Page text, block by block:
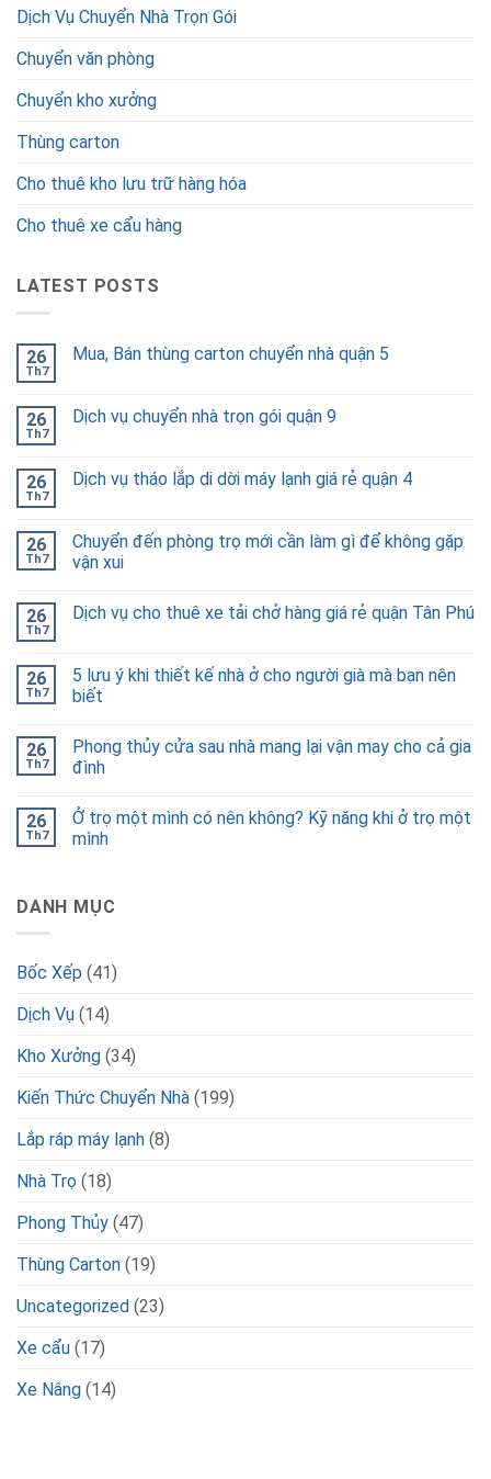
Dịch Vụ Chuyển Nhà Trọn Gói
Chuyển văn phòng
Chuyển kho xưởng
Thùng carton
Cho thuê kho lưu trữ hàng hóa
Cho thuê xe cẩu hàng
LATEST POSTS
26
Th7
Mua, Bán thùng carton chuyển nhà quận 5
26
Th7
Dịch vụ chuyển nhà trọn gói quận 9
26
Th7
Dịch vụ tháo lắp di dời máy lạnh giá rẻ quận 4
26
Th7
Chuyển đến phòng trọ mới cần làm gì để không gặp
vận xui
26
Th7
Dịch vụ cho thuê xe tải chở hàng giá rẻ quận Tân Phú
26
Th7
5 lưu ý khi thiết kế nhà ở cho người già mà bạn nên
biết
26
Th7
Phong thủy cửa sau nhà mang lại vận may cho cả gia
đình
26
Th7
Ở trọ một mình có nên không? Kỹ năng khi ở trọ một
mình
DANH MỤC
Bốc Xếp (41)
Dịch Vụ (14)
Kho Xưởng (34)
Kiến Thức Chuyển Nhà (199)
Lắp ráp máy lạnh (8)
Nhà Trọ (18)
Phong Thủy (47)
Thùng Carton (19)
Uncategorized (23)
Xe cẩu (17)
Xe Nâng (14)